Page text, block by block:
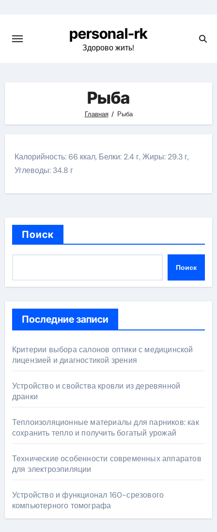
содержимому
personal-rk
Здорово жить!
Рыба
Главная Рыба
Калорийность: 66 ккал, Белки: 2.4 г, Жиры: 29.3 г,
Углеводы: 34.8 г
Поиск
Поиск
Последние записи
Критерии выбора салонов оптики с медицинской
лицензией и диагностикой зрения
Устройство и свойства кровли из деревянной
дранки
Теплоизоляционные материалы для парников: как
сохранить тепло и получить богатый урожай
Технические особенности современных аппаратов
для электроэпиляции
Устройство и функционал 160-срезового
компьютерного томографа